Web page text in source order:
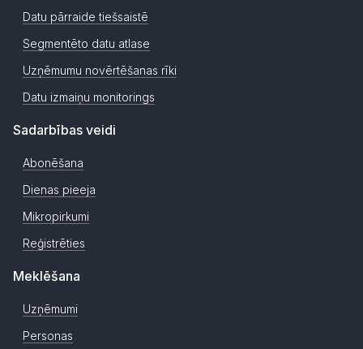
Datu pārraide tiešsaistē
Segmentēto datu atlase
Uzņēmumu novērtēšanas rīki
Datu izmaiņu monitorings
Sadarbības veidi
Abonēšana
Dienas pieeja
Mikropirkumi
Reģistrēties
Meklēšana
Uzņēmumi
Personas